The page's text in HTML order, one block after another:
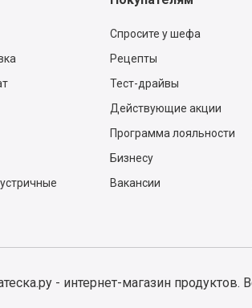
Спросите у шефа
Рецепты
Тест-драйвы
Действующие акции
Программа лояльности
Бизнесу
Вакансии
- интернет-магазин